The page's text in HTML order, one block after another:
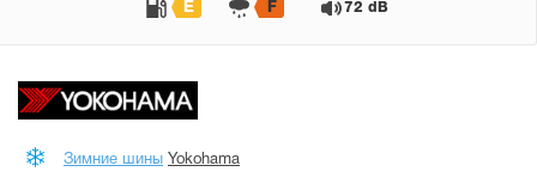
E F 72 dB
Зимние шины Yokohama